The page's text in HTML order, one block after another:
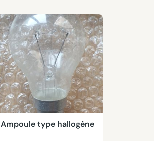
Ampoule type hallogène